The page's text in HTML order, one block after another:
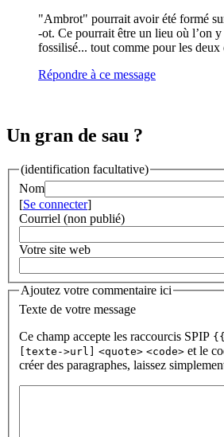
"Ambrot" pourrait avoir été formé
-ot. Ce pourrait être un lieu où l’on
fossilisé... tout comme pour les deux
Répondre à ce message
Un gran de sau ?
(identification facultative)
Nom
[Se connecter]
Courriel (non publié)
Votre site web
Ajoutez votre commentaire ici
Texte de votre message
Ce champ accepte les raccourcis SPIP
[texte->url]
<quote> <code> et le
créer des paragraphes, laissez